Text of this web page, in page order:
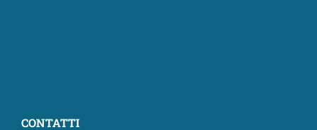
CONTATTI